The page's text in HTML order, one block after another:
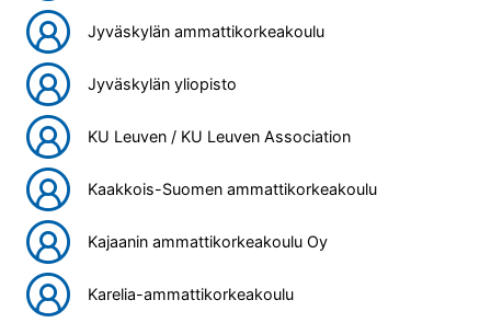
Jyväskylän ammattikorkeakoulu
Jyväskylän yliopisto
KU Leuven / KU Leuven Association
Kaakkois-Suomen ammattikorkeakoulu
Kajaanin ammattikorkeakoulu Oy
Karelia-ammattikorkeakoulu